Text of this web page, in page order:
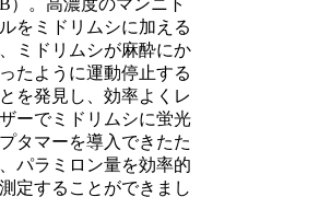
B）。高濃度のマンニト
をミドリムシに加える
ミドリムシが麻酔にか
たように運動停止する
を発見し、効率よくレ
ーでミドリムシに蛍光
タマーを導入できたた
パラミロン量を効率的
定することができまし